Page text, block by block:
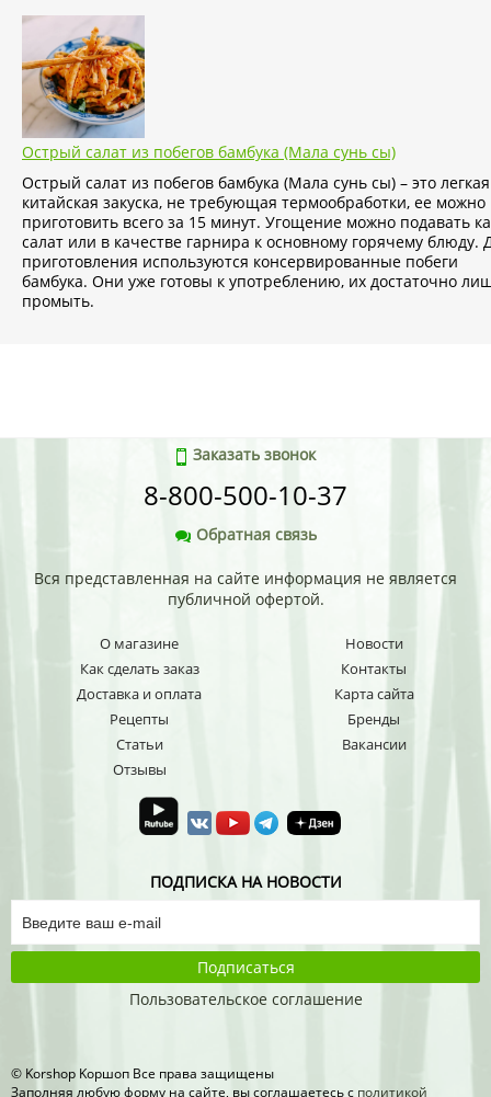
Острый салат из побегов бамбука (Мала сунь сы)
Острый салат из побегов бамбука (Мала сунь сы) – это легкая
китайская закуска, не требующая термообработки, ее можно
приготовить всего за 15 минут. Угощение можно подавать
салат или в качестве гарнира к основному горячему блюду.
приготовления используются консервированные побеги
бамбука. Они уже готовы к употреблению, их достаточно
промыть.
Заказать звонок
8-800-500-10-37
Обратная связь
Вся представленная на сайте информация не является
публичной офертой.
О магазине
Как сделать заказ
Доставка и оплата
Рецепты
Статьи
Отзывы
Новости
Контакты
Карта сайта
Бренды
Вакансии
ПОДПИСКА НА НОВОСТИ
Подписаться
Пользовательское соглашение
© Korshop Koршоп Все права защищены
Заполняя любую форму на сайте, вы соглашаетесь с политикой